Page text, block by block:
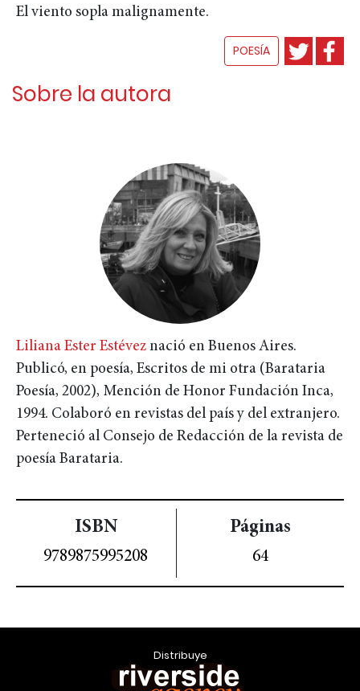
El viento sopla malignamente.
POESÍA
Sobre la autora
Liliana Ester Estévez nació en Buenos Aires.
Publicó, en poesía, Escritos de mi otra (Barataria
Poesía, 2002), Mención de Honor Fundación Inca,
1994. Colaboró en revistas del país y del extranjero.
Perteneció al Consejo de Redacción de la revista de
poesía Barataria.
ISBN
9789875995208
Páginas
64
Distribuye